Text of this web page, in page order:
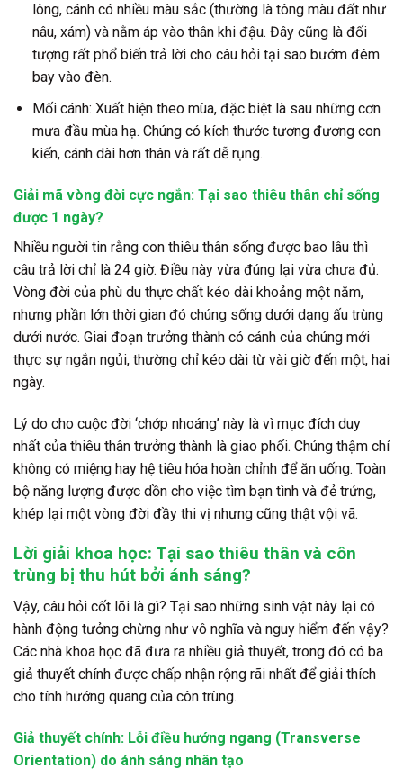
lông, cánh có nhiều màu sắc (thường là tông màu đất như
nâu, xám) và nằm áp vào thân khi đậu. Đây cũng là đối
tượng rất phổ biến trả lời cho câu hỏi tại sao bướm đêm
bay vào đèn.
Mối cánh: Xuất hiện theo mùa, đặc biệt là sau những cơn
mưa đầu mùa hạ. Chúng có kích thước tương đương con
kiến, cánh dài hơn thân và rất dễ rụng.
Giải mã vòng đời cực ngắn: Tại sao thiêu thân chỉ sống
được 1 ngày?
Nhiều người tin rằng con thiêu thân sống được bao lâu thì
câu trả lời chỉ là 24 giờ. Điều này vừa đúng lại vừa chưa đủ.
Vòng đời của phù du thực chất kéo dài khoảng một năm,
nhưng phần lớn thời gian đó chúng sống dưới dạng ấu trùng
dưới nước. Giai đoạn trưởng thành có cánh của chúng mới
thực sự ngắn ngủi, thường chỉ kéo dài từ vài giờ đến một, hai
ngày.
Lý do cho cuộc đời ‘chớp nhoáng’ này là vì mục đích duy
nhất của thiêu thân trưởng thành là giao phối. Chúng thậm chí
không có miệng hay hệ tiêu hóa hoàn chỉnh để ăn uống. Toàn
bộ năng lượng được dồn cho việc tìm bạn tình và đẻ trứng,
khép lại một vòng đời đầy thi vị nhưng cũng thật vội vã.
Lời giải khoa học: Tại sao thiêu thân và côn
trùng bị thu hút bởi ánh sáng?
Vậy, câu hỏi cốt lõi là gì? Tại sao những sinh vật này lại có
hành động tưởng chừng như vô nghĩa và nguy hiểm đến vậy?
Các nhà khoa học đã đưa ra nhiều giả thuyết, trong đó có ba
giả thuyết chính được chấp nhận rộng rãi nhất để giải thích
cho tính hướng quang của côn trùng.
Giả thuyết chính: Lỗi điều hướng ngang (Transverse
Orientation) do ánh sáng nhân tạo